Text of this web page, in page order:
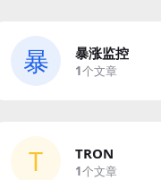
暴 暴涨监控
1个文章
T TRON
1个文章